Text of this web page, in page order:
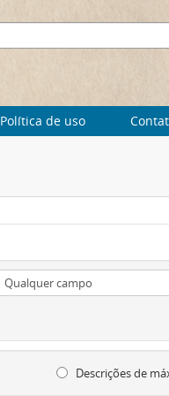
Política de uso
Descrições de